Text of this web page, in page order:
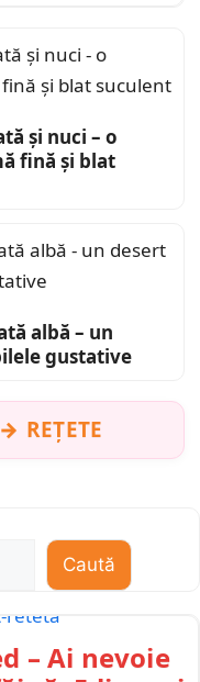
și nuci – o
fină și blat
albă – un
gustative
REȚETE
Caută
– Ai nevoie